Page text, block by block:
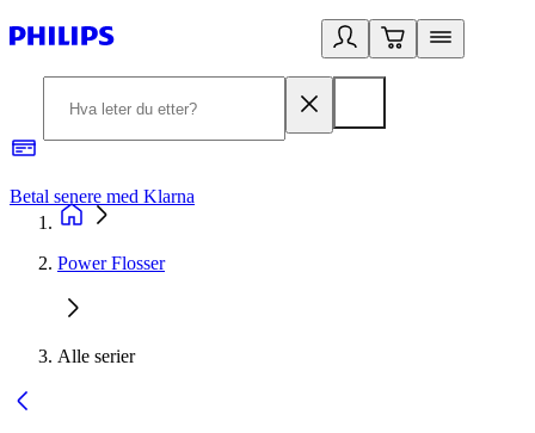
Betal senere med Klarna
Power Flosser
Alle serier